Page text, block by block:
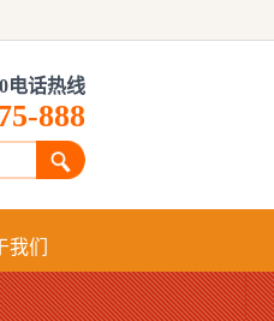
电话热线
888
我们